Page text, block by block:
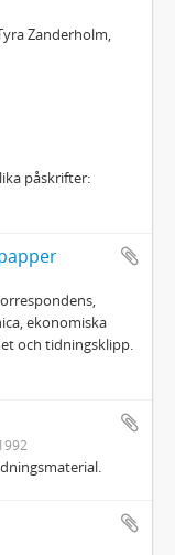
Zanderholm,
påskrifter:
ekonomiska
och tidningsklipp.